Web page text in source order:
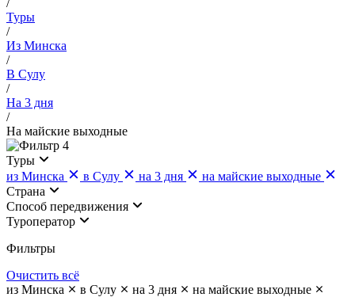
Туры
/
Из Минска
/
В Сулу
/
На 3 дня
/
На майские выходные
4
Туры
из Минска
в Сулу на 3 дня
на майские выходные
Страна
Cпособ передвижения
Туроператор
Фильтры
Очистить всё
из Минска
в Сулу на 3 дня
на майские выходные